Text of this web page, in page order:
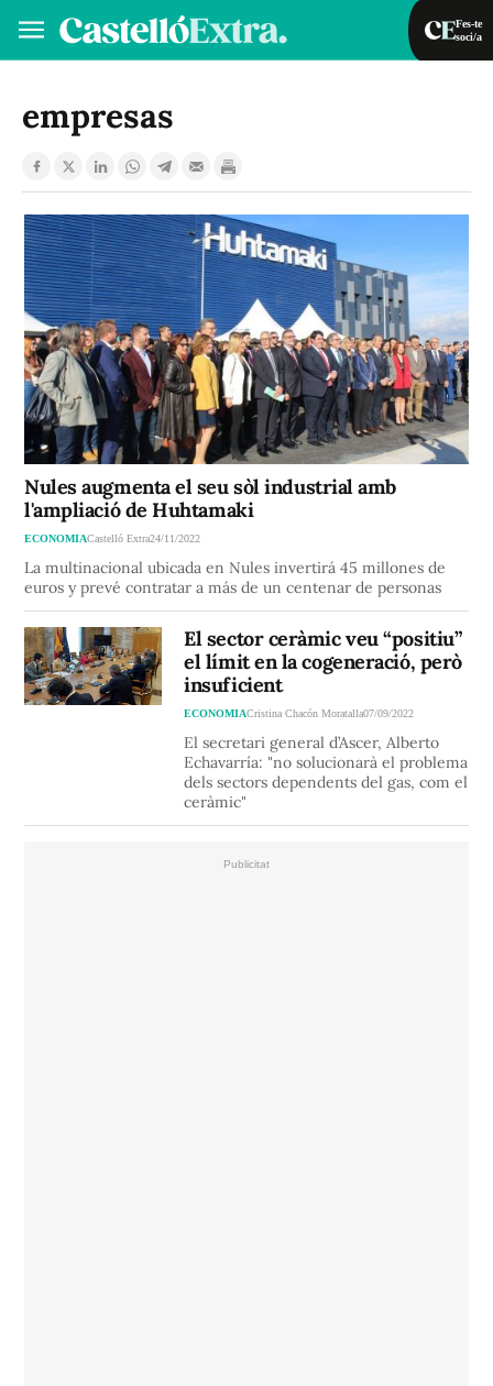
Fes-te
soci/a
VA
empresas
Nules augmenta el seu sòl industrial amb
l'ampliació de Huhtamaki
ECONOMIACastelló Extra24/11/2022
La multinacional ubicada en Nules invertirá 45 millones de
euros y prevé contratar a más de un centenar de personas
El sector ceràmic veu “positiu”
el límit en la cogeneració, però
insuficient
ECONOMIACristina Chacón Moratalla07/09/2022
El secretari general d’Ascer, Alberto
Echavarría: "no solucionarà el problema
dels sectors dependents del gas, com el
ceràmic"